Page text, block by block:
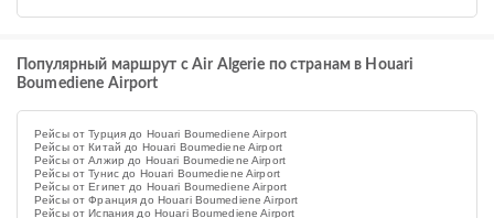
Популярный маршрут с Air Algerie по странам в Houari
Boumediene Airport
Рейсы от Турция до Houari Boumediene Airport
Рейсы от Китай до Houari Boumediene Airport
Рейсы от Алжир до Houari Boumediene Airport
Рейсы от Тунис до Houari Boumediene Airport
Рейсы от Египет до Houari Boumediene Airport
Рейсы от Франция до Houari Boumediene Airport
Рейсы от Испания до Houari Boumediene Airport